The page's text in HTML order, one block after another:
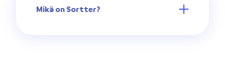
Mikä on Sortter?